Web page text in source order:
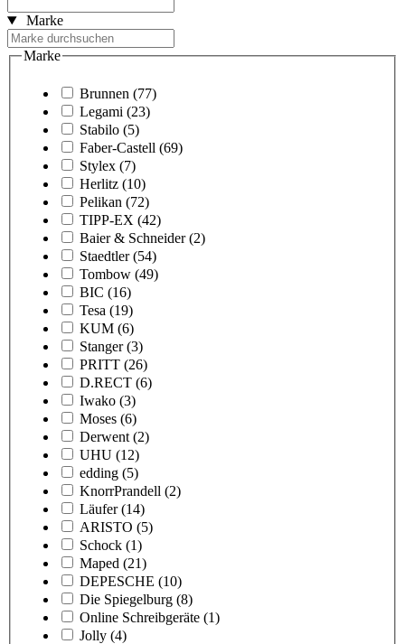
Marke
Marke
Brunnen (77)
Legami (23)
Stabilo (5)
Faber-Castell (69)
Stylex (7)
Herlitz (10)
Pelikan (72)
TIPP-EX (42)
Baier & Schneider (2)
Staedtler (54)
Tombow (49)
BIC (16)
Tesa (19)
KUM (6)
Stanger (3)
PRITT (26)
D.RECT (6)
Iwako (3)
Moses (6)
Derwent (2)
UHU (12)
edding (5)
KnorrPrandell (2)
Läufer (14)
ARISTO (5)
Schock (1)
Maped (21)
DEPESCHE (10)
Die Spiegelburg (8)
Online Schreibgeräte (1)
Jolly (4)